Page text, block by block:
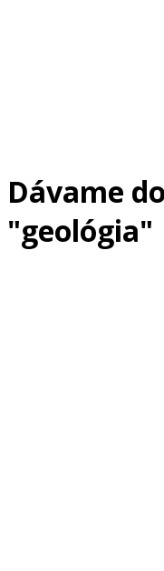
Dávame
"geológia"